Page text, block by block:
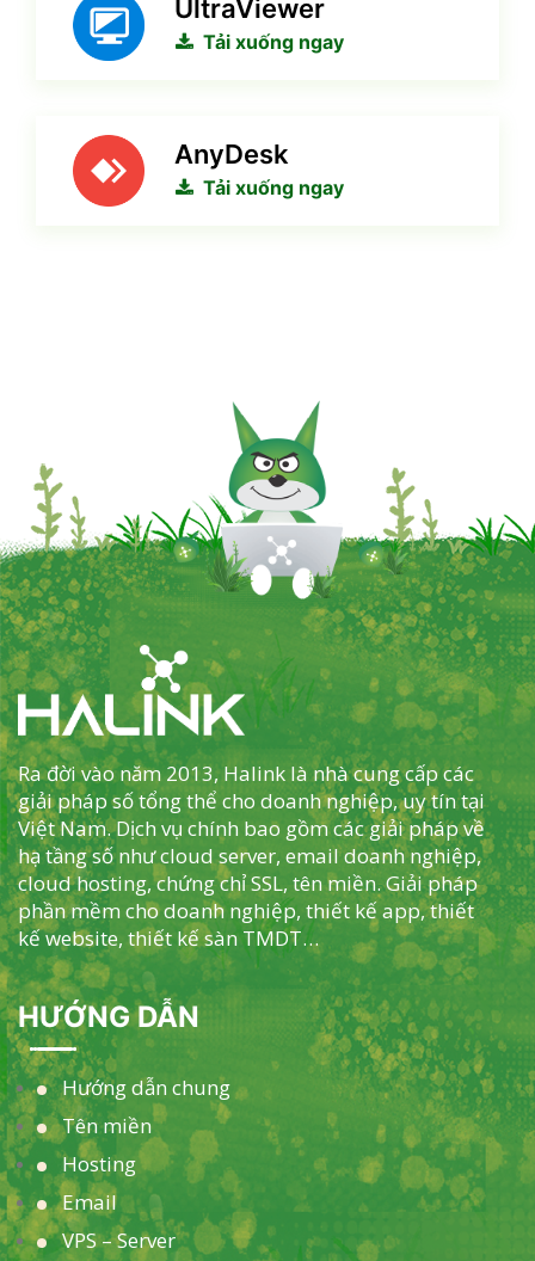
UltraViewer
Tải xuống ngay
AnyDesk
Tải xuống ngay
Ra đời vào năm 2013, Halink là nhà cung cấp các
giải pháp số tổng thể cho doanh nghiệp, uy tín tại
Việt Nam. Dịch vụ chính bao gồm các giải pháp về
hạ tầng số như cloud server, email doanh nghiệp,
cloud hosting, chứng chỉ SSL, tên miền. Giải pháp
phần mềm cho doanh nghiệp, thiết kế app, thiết
kế website, thiết kế sàn TMDT…
HƯỚNG DẪN
Hướng dẫn chung
Tên miền
Hosting
Email
VPS – Server